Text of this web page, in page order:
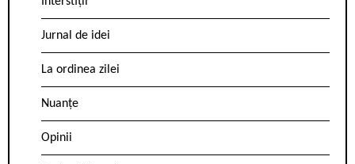
Jurnal de idei
La ordinea zilei
Nuanțe
Opinii